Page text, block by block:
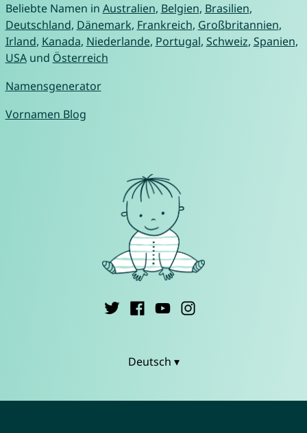
Beliebte Namen in Australien, Belgien, Brasilien,
Deutschland, Dänemark, Frankreich, Großbritannien,
Irland, Kanada, Niederlande, Portugal, Schweiz, Spanien,
USAund Österreich
Namensgenerator
Vornamen Blog
Deutsch ▾